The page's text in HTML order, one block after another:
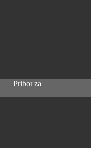
Pribor za